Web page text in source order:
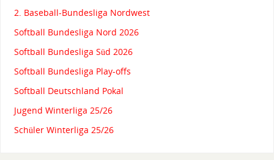
2. Baseball-Bundesliga Nordwest
Softball Bundesliga Nord 2026
Softball Bundesliga Süd 2026
Softball Bundesliga Play-offs
Softball Deutschland Pokal
Jugend Winterliga 25/26
Schüler Winterliga 25/26